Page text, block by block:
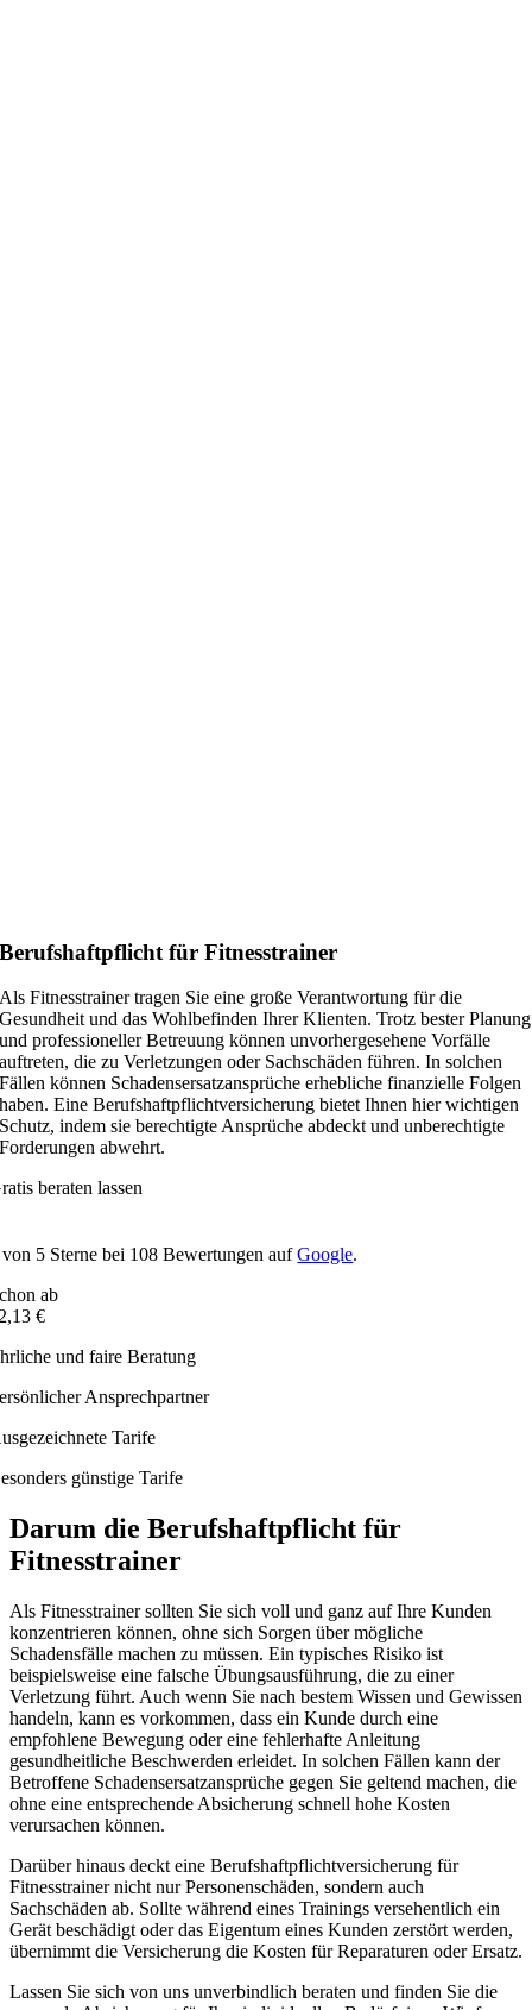
Berufshaftpflicht für Fitnesstrainer
Als Fitnesstrainer tragen Sie eine große Verantwortung für die
Gesundheit und das Wohlbefinden Ihrer Klienten. Trotz bester Planung
und professioneller Betreuung können unvorhergesehene Vorfälle
auftreten, die zu Verletzungen oder Sachschäden führen. In solchen
Fällen können Schadensersatzansprüche erhebliche finanzielle Folgen
haben. Eine Berufshaftpflichtversicherung bietet Ihnen hier wichtigen
Schutz, indem sie berechtigte Ansprüche abdeckt und unberechtigte
Forderungen abwehrt.
beraten lassen
5 Sterne bei 108 Bewertungen aufGoogle.
ab
€
und faire Beratung
Ansprechpartner
Tarife
günstige Tarife
Darum die Berufshaftpflicht für
Fitnesstrainer
Als Fitnesstrainer sollten Sie sich voll und ganz auf Ihre Kunden
konzentrieren können, ohne sich Sorgen über mögliche
Schadensfälle machen zu müssen. Ein typisches Risiko ist
beispielsweise eine falsche Übungsausführung, die zu einer
Verletzung führt. Auch wenn Sie nach bestem Wissen und Gewissen
handeln, kann es vorkommen, dass ein Kunde durch eine
empfohlene Bewegung oder eine fehlerhafte Anleitung
gesundheitliche Beschwerden erleidet. In solchen Fällen kann der
Betroffene Schadensersatzansprüche gegen Sie geltend machen, die
ohne eine entsprechende Absicherung schnell hohe Kosten
verursachen können.
Darüber hinaus deckt eine Berufshaftpflichtversicherung für
Fitnesstrainer nicht nur Personenschäden, sondern auch
Sachschäden ab. Sollte während eines Trainings versehentlich ein
Gerät beschädigt oder das Eigentum eines Kunden zerstört werden,
übernimmt die Versicherung die Kosten für Reparaturen oder Ersatz.
Lassen Sie sich von uns unverbindlich beraten und finden Sie die